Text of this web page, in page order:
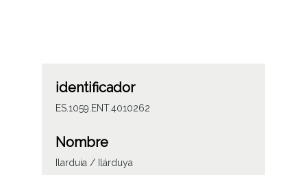
identificador
ES.1059.ENT.4010262
Nombre
Ilarduia / Ilárduya